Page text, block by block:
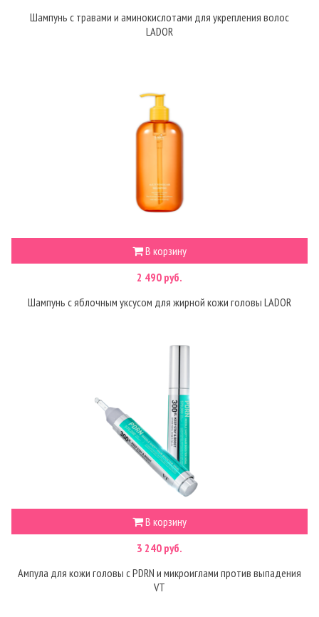
Шампунь с травами и аминокислотами для укрепления волос
LADOR
В корзину
2 490 руб.
Шампунь с яблочным уксусом для жирной кожи головы LADOR
В корзину
3 240 руб.
Ампула для кожи головы с PDRN и микроиглами против выпадения
VT